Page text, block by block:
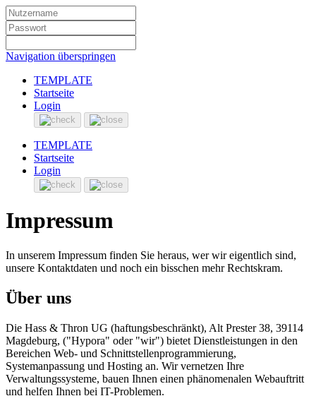
Navigation überspringen
TEMPLATE
Startseite
Login
TEMPLATE
Startseite
Login
Impressum
In unserem Impressum finden Sie heraus, wer wir eigentlich sind,
unsere Kontaktdaten und noch ein bisschen mehr Rechtskram.
Über uns
Die Hass & Thron UG (haftungsbeschränkt), Alt Prester 38, 39114
Magdeburg, ("Hypora" oder "wir") bietet Dienstleistungen in den
Bereichen Web- und Schnittstellenprogrammierung,
Systemanpassung und Hosting an. Wir vernetzen Ihre
Verwaltungssysteme, bauen Ihnen einen phänomenalen Webauftritt
und helfen Ihnen bei IT-Problemen.